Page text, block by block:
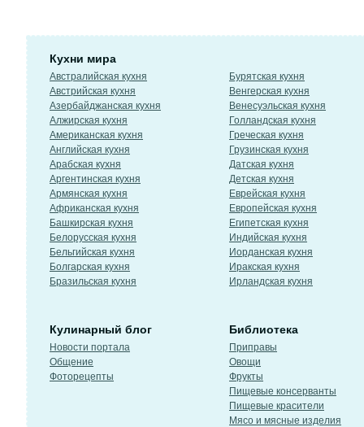
Кухни мира
Австралийская кухня
Австрийская кухня
Азербайджанская кухня
Алжирская кухня
Американская кухня
Английская кухня
Арабская кухня
Аргентинская кухня
Армянская кухня
Африканская кухня
Башкирская кухня
Белорусская кухня
Бельгийская кухня
Болгарская кухня
Бразильская кухня
Бурятская кухня
Венгерская кухня
Венесуэльская кухня
Голландская кухня
Греческая кухня
Грузинская кухня
Датская кухня
Детская кухня
Еврейская кухня
Европейская кухня
Египетская кухня
Индийская кухня
Иорданская кухня
Иракская кухня
Ирландская кухня
Кулинарный блог
Новости портала
Общение
Фоторецепты
Библиотека
Приправы
Овощи
Фрукты
Пищевые консерванты
Пищевые красители
Мясо и мясные изделия